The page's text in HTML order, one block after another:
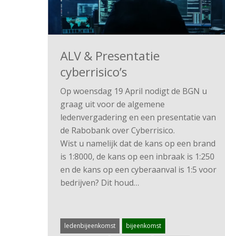
ALV & Presentatie
cyberrisico’s
Op woensdag 19 April nodigt de BGN u
graag uit voor de algemene
ledenvergadering en een presentatie van
de Rabobank over Cyberrisico.
Wist u namelijk dat de kans op een brand
is 1:8000, de kans op een inbraak is 1:250
en de kans op een cyberaanval is 1:5 voor
bedrijven? Dit houd…
ledenbijeenkomst bijeenkomst